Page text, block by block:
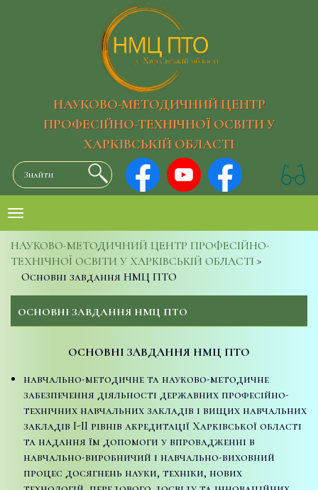
НАУКОВО-МЕТОДИЧНИЙ ЦЕНТР
ПРОФЕСІЙНО-ТЕХНІЧНОЇ ОСВІТИ У
ХАРКІВСЬКІЙ ОБЛАСТІ
НАУКОВО-МЕТОДИЧНИЙ ЦЕНТР ПРОФЕСІЙНО-
ТЕХНІЧНОЇ ОСВІТИ У ХАРКІВСЬКІЙ ОБЛАСТІ >
Основні завдання НМЦ ПТО
ОСНОВНІ ЗАВДАННЯ НМЦ ПТО
ОСНОВНІ ЗАВДАННЯ НМЦ ПТО
навчально-методичне та науково-методичне
забезпечення діяльності державних професійно-
технічних навчальних закладів і вищих навчальних
закладів I-II рівнів акредитації Харківської області
та надання їм допомоги у впровадженні в
навчально-виробничий і навчально-виховний
процес досягнень науки, техніки, нових